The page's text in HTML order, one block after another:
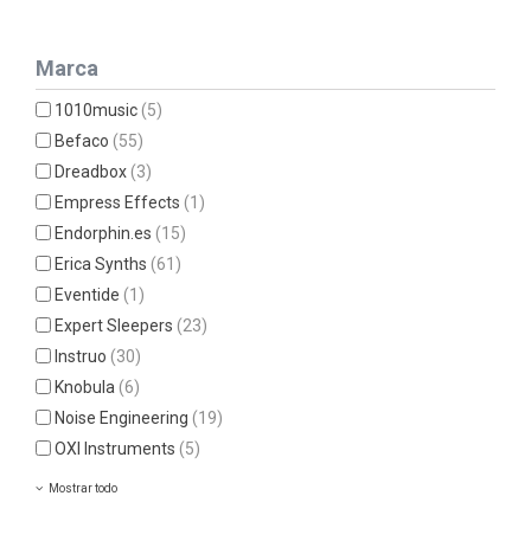
Marca
1010music(5)
Befaco(55)
Dreadbox(3)
Empress Effects(1)
Endorphin.es(15)
Erica Synths(61)
Eventide(1)
Expert Sleepers(23)
Instruo(30)
Knobula(6)
Noise Engineering(19)
OXI Instruments(5)
Mostrar todo